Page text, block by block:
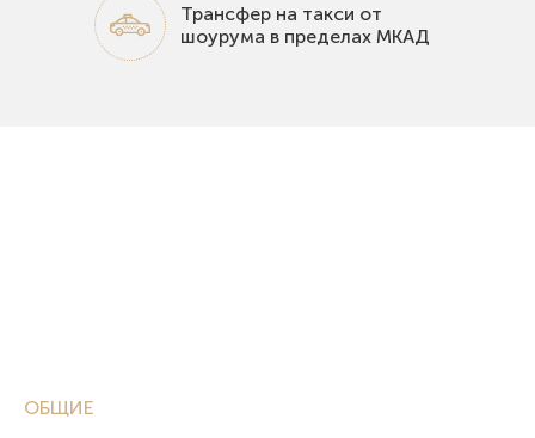
Трансфер на такси от
шоурума в пределах МКАД
ОБЩИЕ